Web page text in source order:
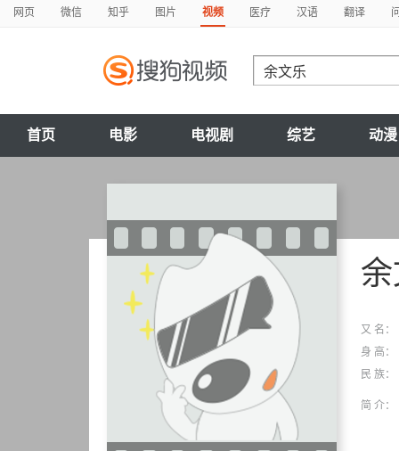
网页 微信 知乎 图片 视频 医疗 汉语 翻译
首页 电影 电视剧 综艺 动漫
又 名：
身 高：
民 族：
简 介：